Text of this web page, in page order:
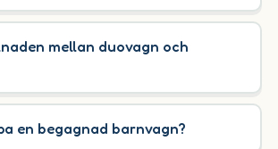
mellan duovagn och
en begagnad barnvagn?